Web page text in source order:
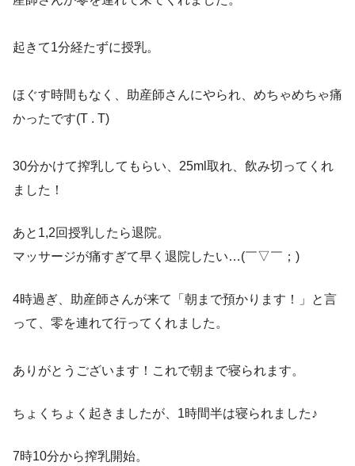
起きて1分経たずに授乳。
ほぐす時間もなく、助産師さんにやられ、めちゃめちゃ痛
かったです(T . T)
30分かけて搾乳してもらい、25ml取れ、飲み切ってくれ
ました！
あと1,2回授乳したら退院。
マッサージが痛すぎて早く退院したい…(￣▽￣；)
4時過ぎ、助産師さんが来て「朝まで預かります！」と言
って、零を連れて行ってくれました。
ありがとうございます！これで朝まで寝られます。
ちょくちょく起きましたが、1時間半は寝られました♪
7時10分から搾乳開始。